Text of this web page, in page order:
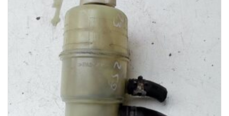
1-3 Werktage